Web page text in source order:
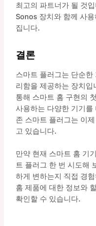
최고의 파트너가 될 것
Sonos 장치와 함께 사
집니다.
결론
스마트 플러그는 단순
리함을 제공하는 장치
통해 스마트 홈 구현의
사용하는 다양한 기기
존 스마트 플러그는 이
고 있습니다.
만약 현재 스마트 홈 기
트 플러그 한 번 시도해
하게 변하는지 직접 경
홈 제품에 대한 정보와
확인할 수 있습니다.